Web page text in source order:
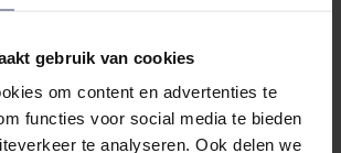
gebruik van cookies
om content en advertenties te
functies voor social media te bieden
te analyseren. Ook delen we
No reviews